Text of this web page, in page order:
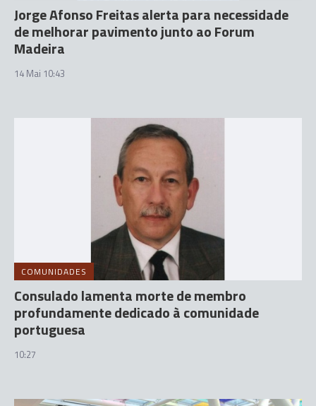
Jorge Afonso Freitas alerta para necessidade
de melhorar pavimento junto ao Forum
Madeira
14 Mai 10:43
COMUNIDADES
Consulado lamenta morte de membro
profundamente dedicado à comunidade
portuguesa
10:27